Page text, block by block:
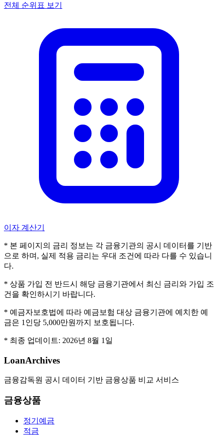
전체 순위표 보기
이자 계산기
* 본 페이지의 금리 정보는 각 금융기관의 공시 데이터를 기반
으로 하며, 실제 적용 금리는 우대 조건에 따라 다를 수 있습니
다.
* 상품 가입 전 반드시 해당 금융기관에서 최신 금리와 가입 조
건을 확인하시기 바랍니다.
* 예금자보호법에 따라 예금보험 대상 금융기관에 예치한 예
금은 1인당 5,000만원까지 보호됩니다.
* 최종 업데이트: 2026년 8월 1일
LoanArchives
금융감독원 공시 데이터 기반 금융상품 비교 서비스
금융상품
정기예금
적금